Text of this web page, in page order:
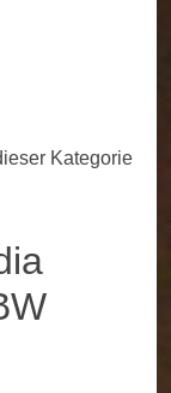
Kategorie